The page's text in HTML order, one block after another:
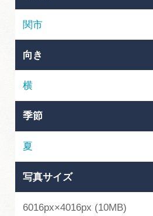
岐阜県まるごと観光エリ
岐阜県観光データベース
旅行会社・観光事業者
関市
向き
横
季節
夏
写真サイズ
6016px×4016px (10MB)